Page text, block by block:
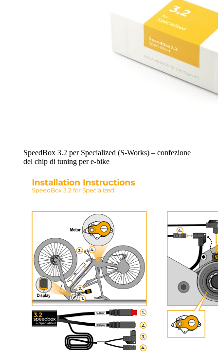
SpeedBox 3.2 per Specialized (S-Works) – confezione
del chip di tuning per e-bike